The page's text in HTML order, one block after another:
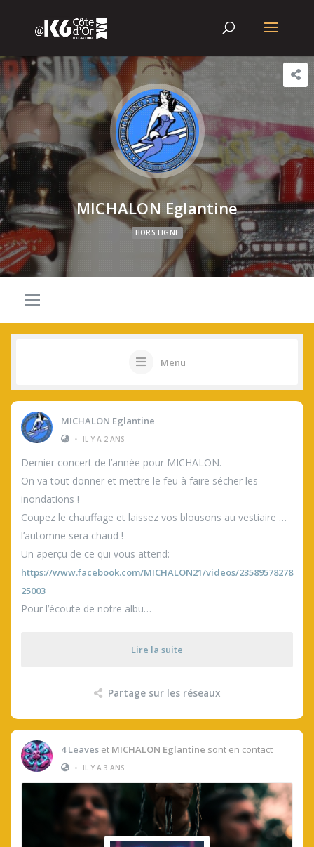
MICHALON Eglantine
HORS LIGNE
Menu
MICHALON Eglantine
•
IL Y A 2 ANS
Dernier concert de l’année pour MICHALON.
On va tout donner et mettre le feu à faire sécher les
inondations !
Coupez le chauffage et laissez vos blousons au vestiaire …
l’automne sera chaud !
Un aperçu de ce qui vous attend:
https://www.facebook.com/MICHALON21/videos/23589578278
25003
Pour l’écoute de notre albu…
Lire la suite
Partage sur les réseaux
4 Leaves et MICHALON Eglantine sont en contact
•
IL Y A 3 ANS